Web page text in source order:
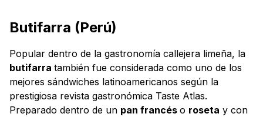
Butifarra (Perú)
Popular dentro de la gastronomía callejera limeña, la
butifarra también fue considerada como uno de los
mejores sándwiches latinoamericanos según la
prestigiosa revista gastronómica Taste Atlas.
Preparado dentro de un pan francés o roseta y con